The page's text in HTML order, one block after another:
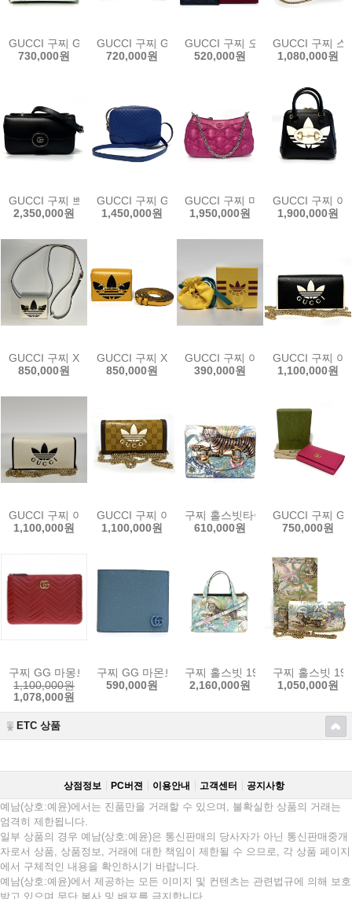
GUCCI 구찌 GG 엠블럼 스몰 월렛 847207 FAE77 4728 민트 반지갑
730,000원
GUCCI 구찌 GG 엠블럼 스몰 월렛 847207 AAFT5
720,000원
GUCCI 구찌 오피디아 GG 카드
520,000원
GUCCI 구찌 스
1,080,000원
GUCCI 구찌 쁘띠 GG 미니 숄더백 블랙 레더 739722 AABSG 1000
2,350,000원
GUCCI 구찌 GG 로고 크로스디스코백 449413
1,450,000원
GUCCI 구찌 마틀라세 여성 숄더
1,950,000원
GUCCI 구찌 아
1,900,000원
GUCCI 구찌 X 아디다스 홀스빗 미니 반지갑 및 크로스백 702248 화
850,000원
GUCCI 구찌 X 아디다스 홀스빗 미니 반지갑 및 크
850,000원
GUCCI 구찌 아디다스 콜라보 실
390,000원
GUCCI 구찌 아
1,100,000원
GUCCI 구찌 아디다스 체인 장지갑 숄더백 621892 화이트 클러치겸
1,100,000원
GUCCI 구찌 아디다스 체인 장지갑 숄더백 621892
1,100,000원
구찌 홀스빗타이거 여성 반지갑
610,000원
GUCCI 구찌
750,000원
구찌 GG 마몽트 클러치 금장 525541 6438 손 가방 선물포장가능
1,100,000원
1,078,000원
구찌 GG 마몬트 돌라 카프 남성 반지갑 스위트 블
590,000원
구찌 홀스빗 1955 타이거 숄더백
2,160,000원
구찌 홀스빗
1,050,000원
ETC 상품
상점정보 PC버젼 이용안내 고객센터 공지사항
예남(상호:예윤)에서는 진품만을 거래할 수 있으며, 불확실한 상품의 거래는
엄격히 제한됩니다.
일부 상품의 경우 예남(상호:예윤)은 통신판매의 당사자가 아닌 통신판매중개
자로서 상품, 상품정보, 거래에 대한 책임이 제한될 수 으므로, 각 상품 페이지
에서 구체적인 내용을 확인하시기 바랍니다.
예남(상호:예윤)에서 제공하는 모든 이미지 및 컨텐츠는 관련법규에 의해 보호
받고 있으며 무단 복사 및 배포를 금지합니다.